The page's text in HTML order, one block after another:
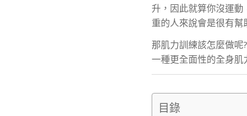
升，因此就算你沒運
重的人來說會是很有幫
那肌力訓練該怎麼做
一種更全面性的全身肌
目錄